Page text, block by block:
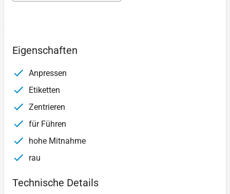
Eigenschaften
Anpressen
Etiketten
Zentrieren
für Führen
hohe Mitnahme
rau
Technische Details